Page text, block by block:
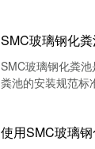
SMC玻璃钢化
​SMC玻璃钢化粪
粪池的安装规范标
使用SMC玻璃